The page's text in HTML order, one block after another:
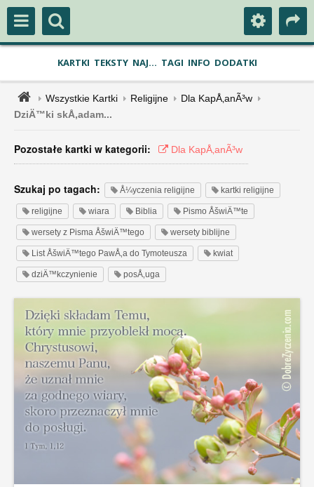
KARTKI TEKSTY NAJ... TAGI INFO DODATKI
Wszystkie Kartki Religijne
Dla KapÅ‚anÃ³w
DziÄ™ki skÅ‚adam...
Pozostałe kartki w kategorii: Dla KapÅ‚anÃ³w
Szukaj po tagach: Å¼yczenia religijne kartki religijne
religijne wiara Biblia Pismo ÅšwiÄ™te
wersety z Pisma ÅšwiÄ™tego wersety biblijne
List ÅšwiÄ™tego PawÅ‚a do Tymoteusza kwiat
dziÄ™kczynienie posÅ‚uga